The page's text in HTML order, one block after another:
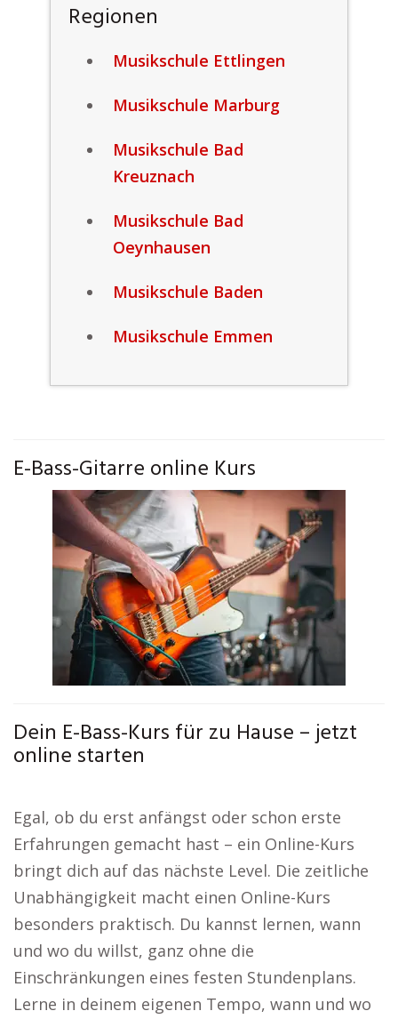
Regionen
Musikschule Ettlingen
Musikschule Marburg
Musikschule Bad
Kreuznach
Musikschule Bad
Oeynhausen
Musikschule Baden
Musikschule Emmen
E-Bass-Gitarre online Kurs
Dein E-Bass-Kurs für zu Hause – jetzt
online starten
Egal, ob du erst anfängst oder schon erste
Erfahrungen gemacht hast – ein Online-Kurs
bringt dich auf das nächste Level. Die zeitliche
Unabhängigkeit macht einen Online-Kurs
besonders praktisch. Du kannst lernen, wann
und wo du willst, ganz ohne die
Einschränkungen eines festen Stundenplans.
Lerne in deinem eigenen Tempo, wann und wo